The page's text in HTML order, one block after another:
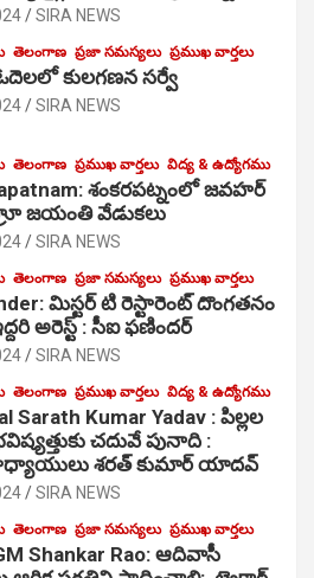
SIRA NEWS
తెలంగాణ ప్రజా సమస్యలు ప్రముఖ వార్తలు
కులగణన సర్వే
SIRA NEWS
తెలంగాణ ప్రముఖ వార్తలు విద్య & ఉద్యోగము
శంకరపట్నంలో జవహర్
జయంతి వేడుకలు
SIRA NEWS
తెలంగాణ ప్రజా సమస్యలు ప్రముఖ వార్తలు
మిస్టర్ టి రెస్టారెంట్ దొంగతనం
అరెస్ట్ : సీఐ ఫణిందర్
SIRA NEWS
తెలంగాణ ప్రముఖ వార్తలు విద్య & ఉద్యోగము
Sarath Kumar Yadav : పిల్లల
చదువే పునాది :
శరత్ కుమార్ యాదవ్
SIRA NEWS
తెలంగాణ ప్రజా సమస్యలు ప్రముఖ వార్తలు
Shankar Rao: ఆదివాసీ